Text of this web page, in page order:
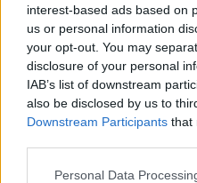
interest-based ads based on
us or personal information
your opt-out. You may
disclosure of your personal
IAB’s list of downstream
also be disclosed by us to
Downstream Participants that
Please note that this
Personal Data
Tieni presente che il
essere conteggiato nel
mance, buoni, spese e
aggiunti al salario
acquisire esperienza